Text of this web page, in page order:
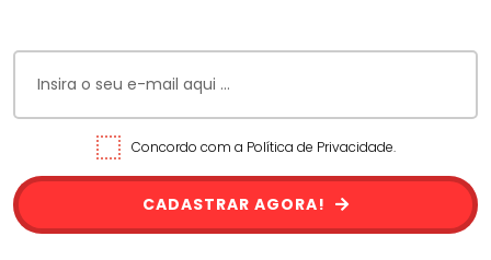
Concordo com a Política de Privacidade.
CADASTRAR AGORA!